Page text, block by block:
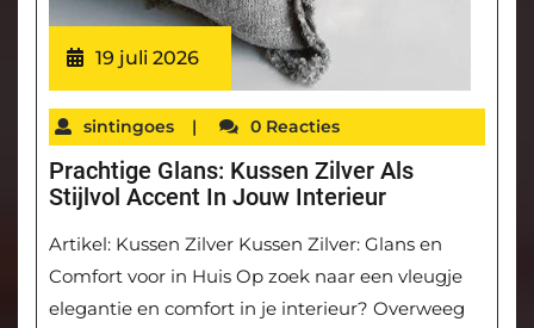
19 juli 2026
sintingoes | 0 Reacties
Prachtige Glans: Kussen Zilver Als
Stijlvol Accent In Jouw Interieur
Artikel: Kussen Zilver Kussen Zilver: Glans en
Comfort voor in Huis Op zoek naar een vleugje
elegantie en comfort in je interieur? Overweeg